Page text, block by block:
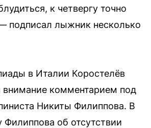
к четвергу точно
подписал лыжник несколько
в Италии Коростелёв
внимание комментарием под
Никиты Филиппова. В
Филиппова об отсутствии